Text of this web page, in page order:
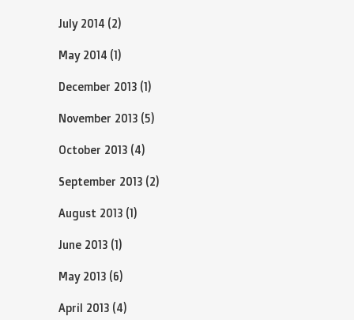
July 2014 (2)
May 2014 (1)
December 2013 (1)
November 2013 (5)
October 2013 (4)
September 2013 (2)
August 2013 (1)
June 2013 (1)
May 2013 (6)
April 2013 (4)